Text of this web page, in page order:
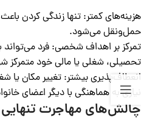
هزینه‌های کمتر: تنها زندگی کردن
حمل‌ونقل می‌شود.
تمرکز بر اهداف شخصی: فرد می‌تواند
تحصیلی، شغلی یا مالی خود متمرکز
انعطاف‌پذیری بیشتر: تغییر مکان یا
نیازی به هماهنگی با دیگر اعضای
چالش‌های مهاجرت تنهایی